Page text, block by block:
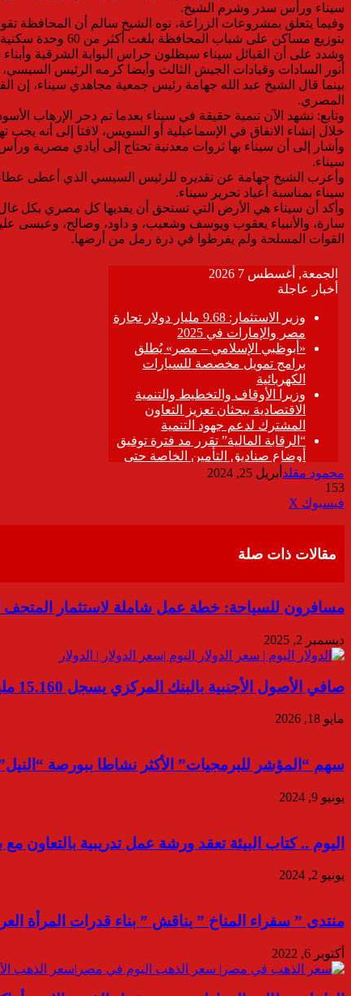
سيناء ورأس سدر وشرم الشيخ.
وفيما يتعلق بمشروعات الزراعة، نوه الشيخ سالم أن المحافظة
بتوزيع مساكن على شباب المحافظة بلغت أكثر من 60 وحدة سكنية.
وشدد على أن القبائل سيناء سيظلون حراس البوابة الشرقية
أنور السادات وقيادات الجيش الثالث وأيضا كرمه الرئيس
بينما قال الشيخ عبد الله جهامة رئيس جمعية مجاهدي سيناء،
المصري.
وتابع: نشهد الآن تنمية حقيقة في سيناء بعدما تم دحر الإرهاب
خلال إنشاء الانفاق في الإسماعيلية أو السويس، لافتا إلى أنه يجب تهجير ما يقرب من 3 ملايين مواطن
وأشار إلى أن سيناء بها ثروات معدنية تحتاج إلى أيادي مصرية
سيناء.
وأعرب الشيخ جهامة عن تقديره للرئيس السيسي الذي أعطى
سيناء بمناسبة أعياد تحرير سيناء.
وأكد أن سيناء هي الأرض التي تستحق أن يفديها كل مصري بكل غال
سارة، والأنبياء يعقوب ويوسف وشعيب، و داود، وصالح، وعيسى
القوات المسلحة ولم يفرطوا في ذرة رمل من أرضها.
محمود مقلد أبريل 25, 2024
153
فيسبوك ‫X
مقالات ذات صلة
مسافرون للسياحة: خطة عمل شاملة لاستثمار المتحف
ديسمبر 2, 2025
صافي الأصول الأجنبية بالبنك المركزي يسجل 15.160 مليار دولار بنهاية أبريل 2026
مايو 18, 2026
سهم “المؤشر للبرمجيات” الأكثر نشاطا ببورصة “النيل”
يونيو 9, 2024
اليوم .. كتاب البيئة تعقد ورشة عمل تدريبية بالتعاون
يونيو 2, 2024
منتدى ” سفراء المناخ ” يناقش ” بناء قدرات المرأة
أكتوبر 6, 2022